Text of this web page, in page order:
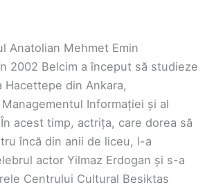
Anatolian Mehmet Emin
2002 Belcim a început să studieze
Hacettepe din Ankara,
Informației și al
acest timp, actrița, care dorea să
încă din anii de liceu, l-a
actor Yilmaz Erdogan și s-a
Centrului Cultural Besiktas